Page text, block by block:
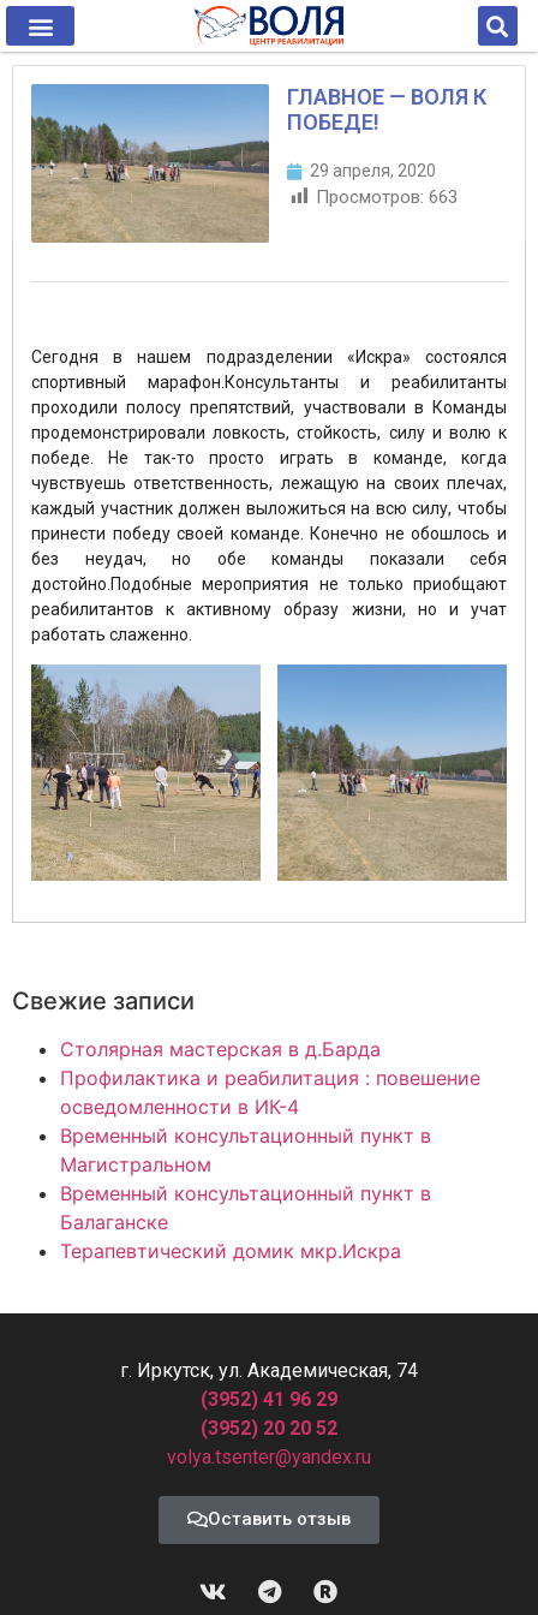
ГЛАВНОЕ — ВОЛЯ К
ПОБЕДЕ!
29 апреля, 2020
Просмотров: 663
Сегодня в нашем подразделении «Искра» состоялся
спортивный марафон.Консультанты и реабилитанты
проходили полосу препятствий, участвовали в Команды
продемонстрировали ловкость, стойкость, силу и волю к
победе. Не так-то просто играть в команде, когда
чувствуешь ответственность, лежащую на своих плечах,
каждый участник должен выложиться на всю силу, чтобы
принести победу своей команде. Конечно не обошлось и
без неудач, но обе команды показали себя
достойно.Подобные мероприятия не только приобщают
реабилитантов к активному образу жизни, но и учат
работать слаженно.
Свежие записи
Столярная мастерская в д.Барда
Профилактика и реабилитация : повешение
осведомленности в ИК-4
Временный консультационный пункт в
Магистральном
Временный консультационный пункт в
Балаганске
Терапевтический домик мкр.Искра
г. Иркутск, ул. Академическая, 74
(3952) 41 96 29
(3952) 20 20 52
volya.tsenter@yandex.ru
Оставить отзыв